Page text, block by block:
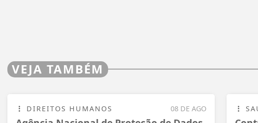
VEJA TAMBÉM
08 DE AGO
DIREITOS HUMANOS